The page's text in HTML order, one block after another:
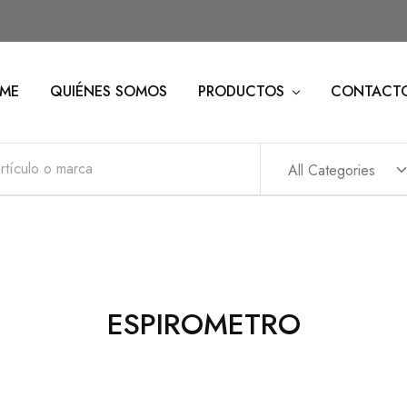
QUIÉNES SOMOS PRODUCTOS
All Categories
ESPIROMETRO